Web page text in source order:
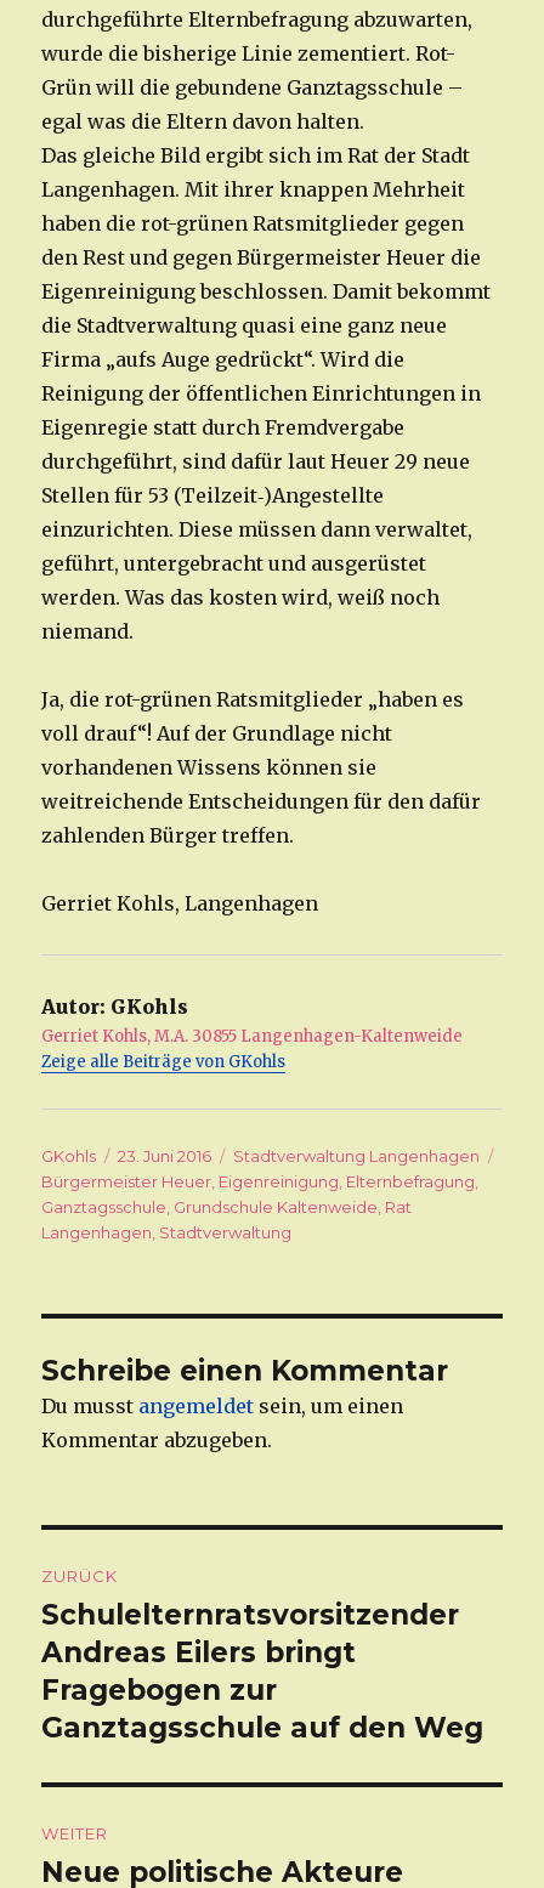
durchgeführte Elternbefragung abzuwarten,
wurde die bisherige Linie zementiert. Rot-
Grün will die gebundene Ganztagsschule –
egal was die Eltern davon halten.
Das gleiche Bild ergibt sich im Rat der Stadt
Langenhagen. Mit ihrer knappen Mehrheit
haben die rot-grünen Ratsmitglieder gegen
den Rest und gegen Bürgermeister Heuer die
Eigenreinigung beschlossen. Damit bekommt
die Stadtverwaltung quasi eine ganz neue
Firma „aufs Auge gedrückt“. Wird die
Reinigung der öffentlichen Einrichtungen in
Eigenregie statt durch Fremdvergabe
durchgeführt, sind dafür laut Heuer 29 neue
Stellen für 53 (Teilzeit‑)Angestellte
einzurichten. Diese müssen dann verwaltet,
geführt, untergebracht und ausgerüstet
werden. Was das kosten wird, weiß noch
niemand.
Ja, die rot-grünen Ratsmitglieder „haben es
voll drauf“! Auf der Grundlage nicht
vorhandenen Wissens können sie
weitreichende Entscheidungen für den dafür
zahlenden Bürger treffen.
Gerriet Kohls, Langenhagen
Autor: GKohls
Gerriet Kohls, M.A. 30855 Langenhagen-Kaltenweide
Zeige alle Beiträge von GKohls
Autor
GKohls
Veröffentlicht
am
23. Juni 2016 Kategorien
Stadtverwaltung Langenhagen
Bürgermeister Heuer, Eigenreinigung, Elternbefragung,
Ganztagsschule, Grundschule Kaltenweide, Rat
Langenhagen, Stadtverwaltung
Schreibe einen Kommentar
Du musst angemeldet sein, um einen
Kommentar abzugeben.
ZURÜCK
Vorheriger
Beitrag:
Schulelternratsvorsitzender
Andreas Eilers bringt
Fragebogen zur
Ganztagsschule auf den Weg
WEITER
Nächster
Neue politische Akteure